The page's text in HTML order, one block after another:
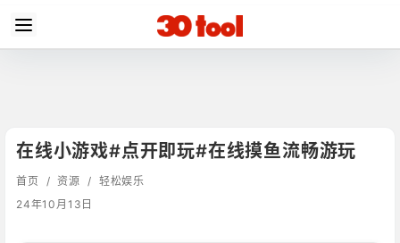
在线小游戏#点开即玩#在线摸鱼流畅游玩
首页 / 资源 / 轻松娱乐
24年10月13日